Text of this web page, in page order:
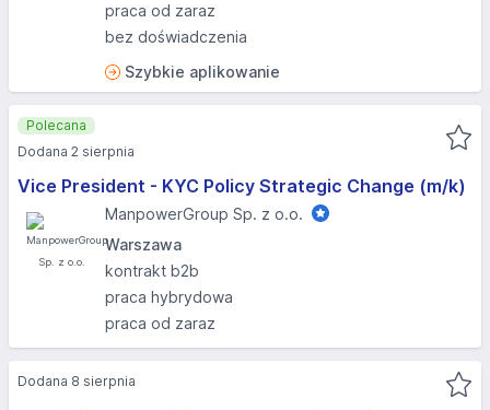
praca od zaraz
bez doświadczenia
Szybkie aplikowanie
Vice President - KYC Policy Strategic Change (m/k)
ManpowerGroup Sp. z o.o.
Warszawa
kontrakt b2b
praca hybrydowa
praca od zaraz
Polecana
Dodana 2 sierpnia
Dodana 8 sierpnia